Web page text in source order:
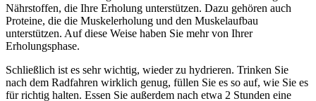
Nährstoffen, die Ihre Erholung unterstützen. Dazu gehören auch
Proteine, die die Muskelerholung und den Muskelaufbau
unterstützen. Auf diese Weise haben Sie mehr von Ihrer
Erholungsphase.
Schließlich ist es sehr wichtig, wieder zu hydrieren. Trinken Sie
nach dem Radfahren wirklich genug, füllen Sie es so auf, wie Sie es
für richtig halten. Essen Sie außerdem nach etwa 2 Stunden eine